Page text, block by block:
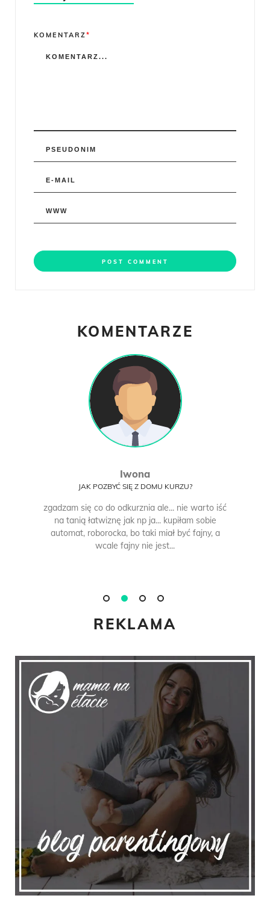
Comment
KOMENTARZ*
KOMENTARZE
Iwona
JAK POZBYĆ SIĘ Z DOMU KURZU?
zgadzam się co do odkurznia ale... nie warto iść
na tanią łatwiznę jak np ja... kupiłam sobie
automat, roborocka, bo taki miał być fajny, a
wcale fajny nie jest...
REKLAMA